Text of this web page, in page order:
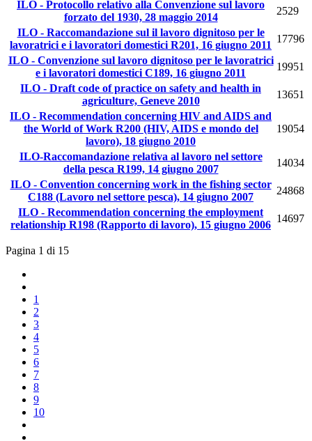
ILO - Protocollo relativo alla Convenzione sul lavoro
forzato del 1930, 28 maggio 2014
2529
ILO - Raccomandazione sul il lavoro dignitoso per le
lavoratrici e i lavoratori domestici R201, 16 giugno 2011
17796
ILO - Convenzione sul lavoro dignitoso per le lavoratrici
e i lavoratori domestici C189, 16 giugno 2011
19951
ILO - Draft code of practice on safety and health in
agriculture, Geneve 2010
13651
ILO - Recommendation concerning HIV and AIDS and
the World of Work R200 (HIV, AIDS e mondo del
lavoro), 18 giugno 2010
19054
ILO-Raccomandazione relativa al lavoro nel settore
della pesca R199, 14 giugno 2007
14034
ILO - Convention concerning work in the fishing sector
C188 (Lavoro nel settore pesca), 14 giugno 2007
24868
ILO - Recommendation concerning the employment
relationship R198 (Rapporto di lavoro), 15 giugno 2006
14697
Pagina 1 di 15
1
2
3
4
5
6
7
8
9
10